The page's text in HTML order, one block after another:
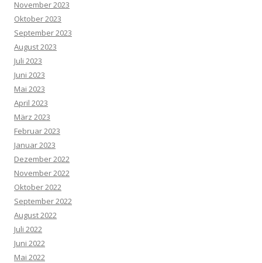
November 2023
Oktober 2023
September 2023
August 2023
Juli 2023
Juni 2023
Mai 2023
April 2023
März 2023
Februar 2023
Januar 2023
Dezember 2022
November 2022
Oktober 2022
September 2022
August 2022
Juli 2022
Juni 2022
Mai 2022